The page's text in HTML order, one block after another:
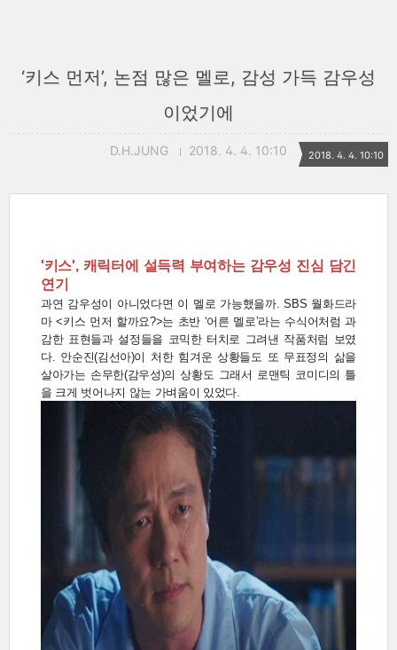
‘키스 먼저’, 논점 많은 멜로, 감성 가득 감우성
이었기에
D.H.JUNG 2018. 4. 4. 10:10 2018. 4. 4. 10:10
'키스', 캐릭터에 설득력 부여하는 감우성 진심 담긴
연기
과연 감우성이 아니었다면 이 멜로 가능했을까. SBS 월화드라
마 <키스 먼저 할까요?>는 초반 ‘어른 멜로’라는 수식어처럼 과
감한 표현들과 설정들을 코믹한 터치로 그려낸 작품처럼 보였
다. 안순진(김선아)이 처한 힘겨운 상황들도 또 무표정의 삶을
살아가는 손무한(감우성)의 상황도 그래서 로맨틱 코미디의 틀
을 크게 벗어나지 않는 가벼움이 있었다.